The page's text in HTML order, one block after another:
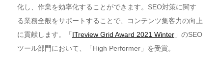
化し、作業を効率化することができます。SEO対策に関す
る業務全般をサポートすることで、コンテンツ集客力の向上
に貢献します。「 ITreview Grid Award 2021 Winter 」のSEO
ツール部門において、「High Performer」を受賞。